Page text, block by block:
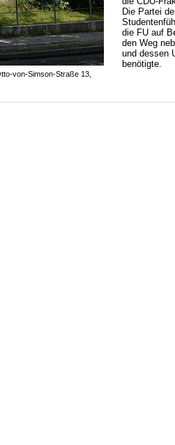
von-Simson-Straße 13,
Die Partei
die FU auf
den Weg
und dessen
benötigte.